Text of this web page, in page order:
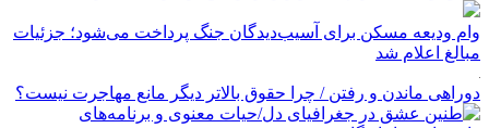
وام ودیعه مسکن برای آسیب‌دیدگان جنگ پرداخت می‌شود؛ جزئیات
مبالغ اعلام شد
دوراهی ماندن و رفتن / چرا حقوق بالاتر دیگر مانع مهاجرت نیست؟